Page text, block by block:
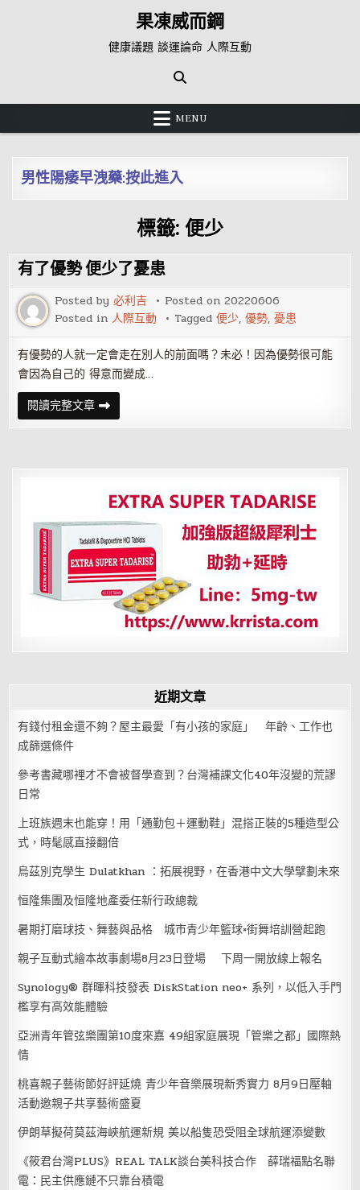
果凍威而鋼
健康議題 談運論命 人際互動
MENU
男性陽痿早洩藥:按此進入
標籤: 便少
有了優勢 便少了憂患
Posted by必利吉 Posted on20220606
Posted in人際互動 Tagged便少,優勢,憂患
有優勢的人就一定會走在別人的前面嗎？未必！因為優勢很可能
會因為自己的 得意而變成…
閱讀完整文章有
了
優
了
近期文章
有錢付租金還不夠？屋主最愛「有小孩的家庭」 年齡、工作也
成篩選條件
參考書藏哪裡才不會被督學查到？台灣補課文化40年沒變的荒謬
日常
上班族週末也能穿！用「通勤包＋運動鞋」混搭正裝的5種造型公
式，時髦感直接翻倍
烏茲別克學生 Dulatkhan ：拓展視野，在香港中文大學擘劃未來
恒隆集團及恒隆地產委任新行政總裁
暑期打磨球技、舞藝與品格 城市青少年籃球×街舞培訓營起跑
親子互動式繪本故事劇場8月23日登場 下周一開放線上報名
Synology® 群暉科技發表 DiskStation neo+ 系列，以低入手門
檻享有高效能體驗
亞洲青年管弦樂團第10度來嘉 49組家庭展現「管樂之都」國際熱
情
桃喜親子藝術節好評延燒 青少年音樂展現新秀實力 8月9日壓軸
活動邀親子共享藝術盛夏
伊朗草擬荷莫茲海峽航運新規 美以船隻恐受阻全球航運添變數
《筱君台灣PLUS》REAL TALK談台美科技合作 薛瑞福點名聯
電：民主供應鏈不只靠台積電